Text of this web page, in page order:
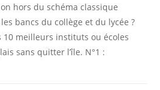
hors du schéma classique
bancs du collège et du lycée ?
10 meilleurs instituts ou écoles
sans quitter l’île. N°1 :